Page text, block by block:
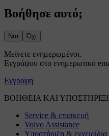
Βοήθησε αυτό;
Ναι Όχι